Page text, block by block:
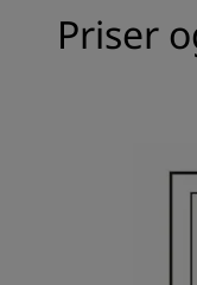
Priser